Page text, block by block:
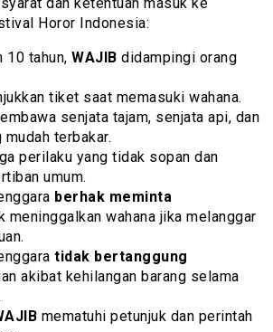
Horor Indonesia:
tahun, WAJIB didampingi orang
tiket saat memasuki wahana.
senjata tajam, senjata api, dan
mudah terbakar.
perilaku yang tidak sopan dan
umum.
berhak meminta
meninggalkan wahana jika melanggar
tidak bertanggung
akibat kehilangan barang selama
mematuhi petunjuk dan perintah